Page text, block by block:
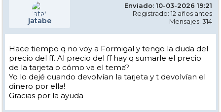
jatabe
Enviado: 10-03-2026 19:21
Registrado: 12 años antes
Mensajes: 314
Hace tiempo q no voy a Formigal y tengo la duda del
precio del ff. Al precio del ff hay q sumarle el precio
de la tarjeta o cómo va el tema?
Yo lo dejé cuando devolvían la tarjeta y t devolvían el
dinero por ella!
Gracias por la ayuda